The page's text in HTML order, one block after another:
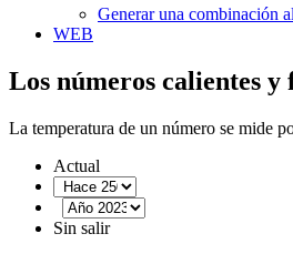
Generar una combinación
WEB
Los números calientes
La temperatura de un número se mide
Actual
Sin salir